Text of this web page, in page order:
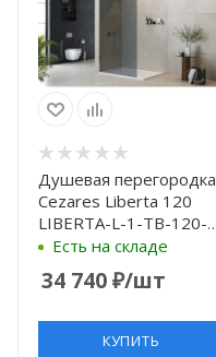
Душевая перегородка
Cezares Liberta 120
LIBERTA-L-1-TB-120-
GR-Cr профиль Хром
Есть на складе
34 740₽/шт
КУПИТЬ